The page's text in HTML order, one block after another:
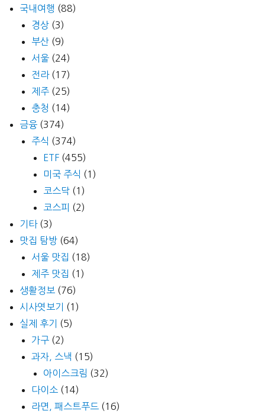
국내여행 (88)
경상 (3)
부산 (9)
서울 (24)
전라(17)
제주 (25)
충청 (14)
금융 (374)
주식 (374)
ETF (455)
미국 주식 (1)
코스닥 (1)
코스피 (2)
기타(3)
맛집 탐방 (64)
서울 맛집 (18)
제주 맛집 (1)
생활정보 (76)
시사엿보기
(1)
실제 후기
(5)
가구 (2)
과자, 스낵 (15)
아이스크림 (32)
다이소 (14)
라면, 패스트푸드 (16)